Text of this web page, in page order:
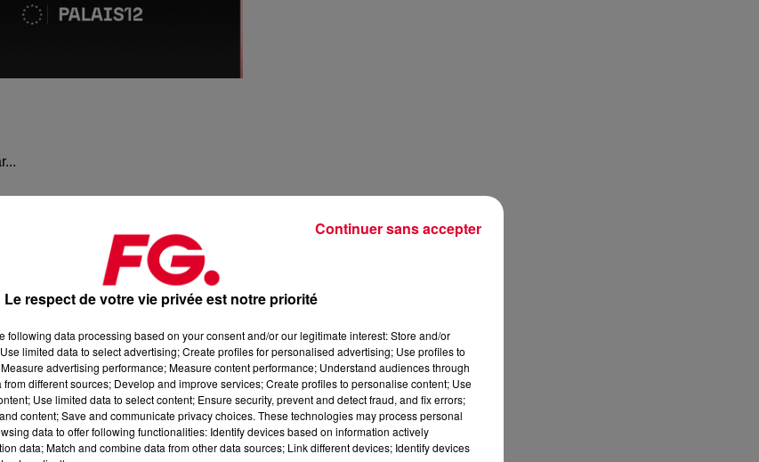
Le respect de votre vie privée est notre priorité
following data processing based on your consent and/or our legitimate interest: Store and/or
limited data to select advertising; Create profiles for personalised advertising; Use profiles to
advertising performance; Measure content performance; Understand audiences through
different sources; Develop and improve services; Create profiles to personalise content; Use
Use limited data to select content; Ensure security, prevent and detect fraud, and fix errors;
content; Save and communicate privacy choices. These technologies may process personal
data to offer following functionalities: Identify devices based on information actively
data; Match and combine data from other data sources; Link different devices; Identify devices
Continuer sans accepter